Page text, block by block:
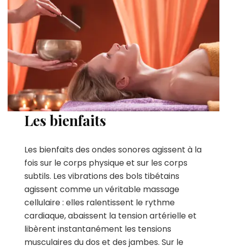
Les bienfaits
Les bienfaits des ondes sonores agissent à la
fois sur le corps physique et sur les corps
subtils. Les vibrations des bols tibétains
agissent comme un véritable massage
cellulaire : elles ralentissent le rythme
cardiaque, abaissent la tension artérielle et
libèrent instantanément les tensions
musculaires du dos et des jambes. Sur le